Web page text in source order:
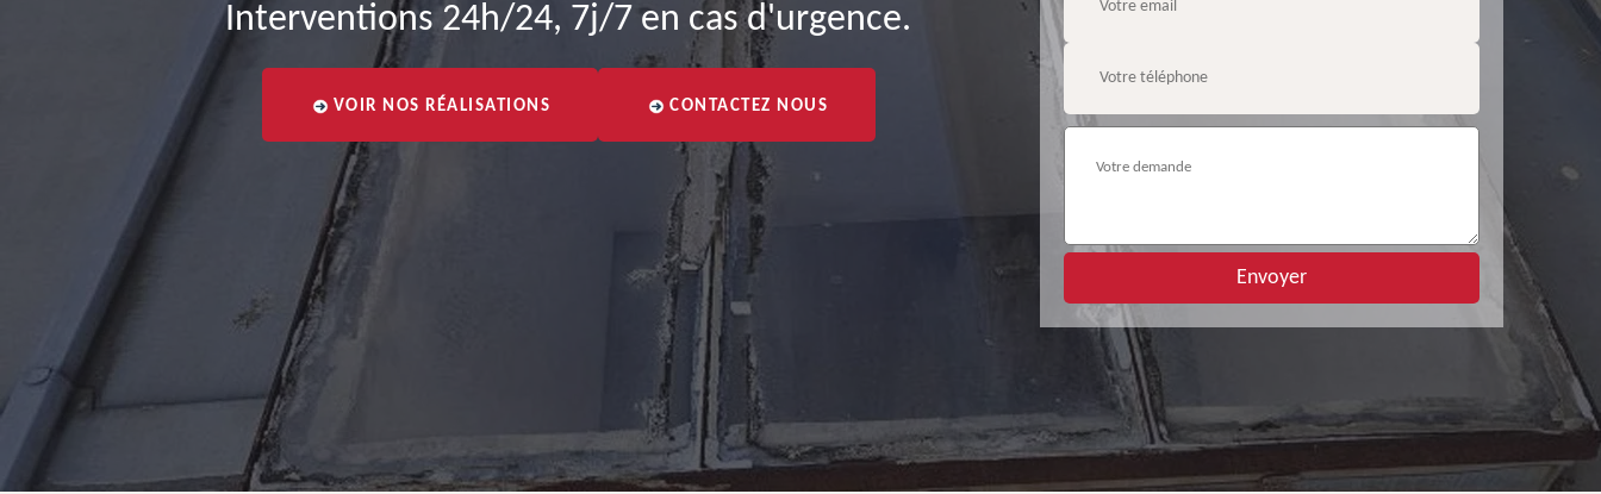
Interventions 24h/24, 7j/7 en cas d'urgence.
VOIR NOS RÉALISATIONS CONTACTEZ NOUS